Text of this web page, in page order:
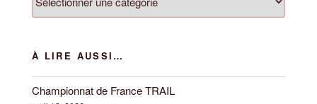
À LIRE AUSSI…
Championnat de France TRAIL